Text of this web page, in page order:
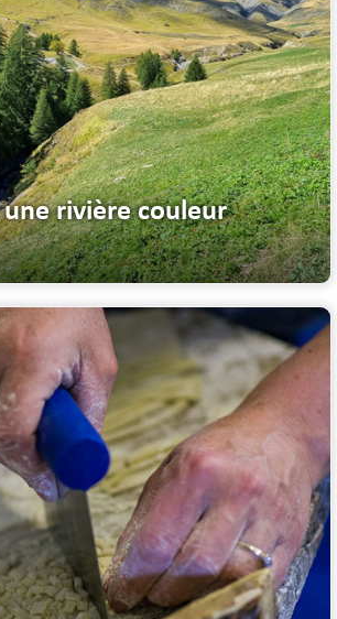
une rivière couleur
165 kilomètres de course effrénée, un...